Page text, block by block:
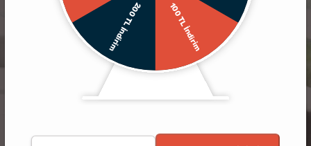
100 TL İndirim
200 TL İndirim